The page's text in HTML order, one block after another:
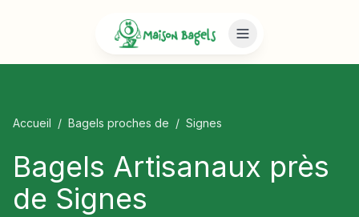
Accueil / Bagels proches de / Signes
Bagels Artisanaux près
de Signes